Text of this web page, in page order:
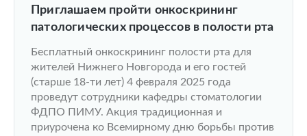
Приглашаем пройти онкоскрининг
патологических процессов в полости рта
Бесплатный онкоскрининг полости рта для
жителей Нижнего Новгорода и его гостей
(старше 18-ти лет) 4 февраля 2025 года
проведут сотрудники кафедры стоматологии
ФДПО ПИМУ. Акция традиционная и
приурочена ко Всемирному дню борьбы против